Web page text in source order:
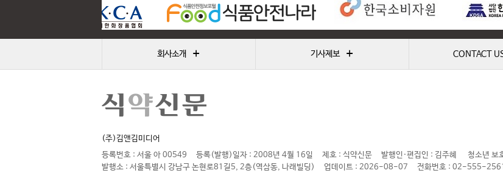
회사소개 + 기사제보 + CONTACT
(주)김앤김미디어
등록번호 : 서울 아 00549
등록(발행)일자 : 2008년 4월 16일 제호 : 식약신문 발행인·편집인 : 김주혜
청소년 보
발행소 : 서울특별시 강남구 논현로81길5, 2층(역삼동, 나래빌딩)
업데이트 : 2026-08-07 전화번호 : 02-555-